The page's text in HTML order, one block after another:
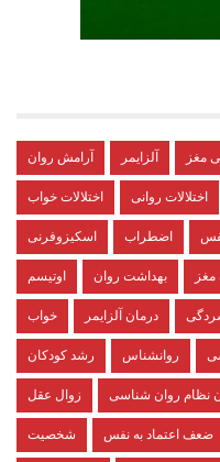
آرامش روان آلزایمر مغز
اختلالات خواب اختلالات روانی
اسکیزوفرنی اضطراب
اوتیسم بهداشت روان
خواب درمان آلزایمر
رشد کودکان روانشناس
زوال عقل نظام روان شناسی
شخصیت ضعف اعتماد به نفس